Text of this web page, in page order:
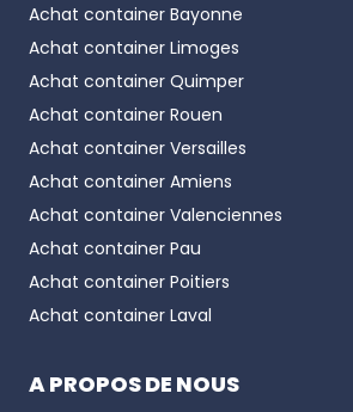
Achat container Bayonne
Achat container Limoges
Achat container Quimper
Achat container Rouen
Achat container Versailles
Achat container Amiens
Achat container Valenciennes
Achat container Pau
Achat container Poitiers
Achat container Laval
A PROPOS DE NOUS